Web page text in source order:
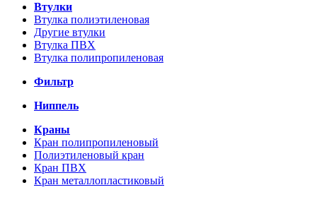
Втулки
Втулка полиэтиленовая
Другие втулки
Втулка ПВХ
Втулка полипропиленовая
Фильтр
Ниппель
Краны
Кран полипропиленовый
Полиэтиленовый кран
Кран ПВХ
Кран металлопластиковый